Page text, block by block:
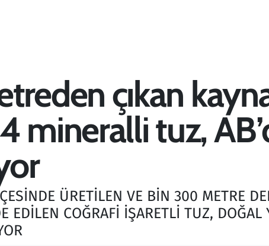
çıkan
mineralli tuz,
ÜRETİLEN VE BİN 300 METRE
EDİLEN COĞRAFİ İŞARETLİ TUZ,